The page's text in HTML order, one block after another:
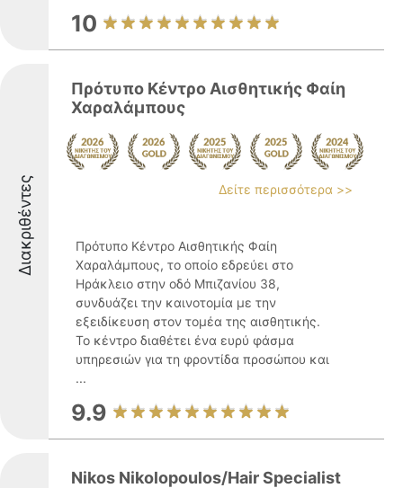
10
Διακριθέντες
Πρότυπο Κέντρο Αισθητικής Φαίη
Χαραλάμπους
Δείτε περισσότερα >>
Πρότυπο Κέντρο Αισθητικής Φαίη
Χαραλάμπους, το οποίο εδρεύει στο
Ηράκλειο στην οδό Μπιζανίου 38,
συνδυάζει την καινοτομία με την
εξειδίκευση στον τομέα της αισθητικής.
Το κέντρο διαθέτει ένα ευρύ φάσμα
υπηρεσιών για τη φροντίδα προσώπου και
...
9.9
Nikos Nikolopoulos/Hair Specialist